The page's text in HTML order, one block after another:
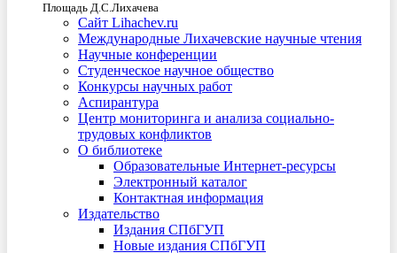
Площадь Д.С.Лихачева
Сайт Lihachev.ru
Международные Лихачевские научные чтения
Научные конференции
Студенческое научное общество
Конкурсы научных работ
Аспирантура
Центр мониторинга и анализа социально-
трудовых конфликтов
О библиотеке
Образовательные Интернет-ресурсы
Электронный каталог
Контактная информация
Издательство
Издания СПбГУП
Новые издания СПбГУП